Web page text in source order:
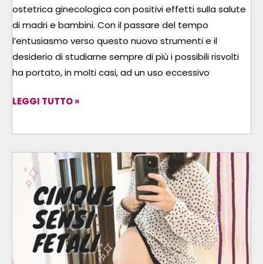
ostetrica ginecologica con positivi effetti sulla salute
di madri e bambini. Con il passare del tempo
l’entusiasmo verso questo nuovo strumenti e il
desiderio di studiarne sempre di più i possibili risvolti
ha portato, in molti casi, ad un uso eccessivo
LEGGI TUTTO »
ATTRAVERSO
PANCIA
GUIDA
GRATUITA